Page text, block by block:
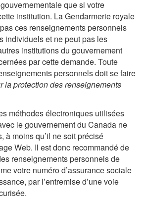
que si votre
institution. La Gendarmerie royale
ces renseignements personnels
individuels et ne peut pas les
institutions du gouvernement
par cette demande. Toute
personnels doit se faire
la protection des renseignements
méthodes électroniques utilisées
le gouvernement du Canada ne
à moins qu’il ne soit précisé
Web. Il est donc recommandé de
renseignements personnels de
votre numéro d’assurance sociale
par l’entremise d’une voie